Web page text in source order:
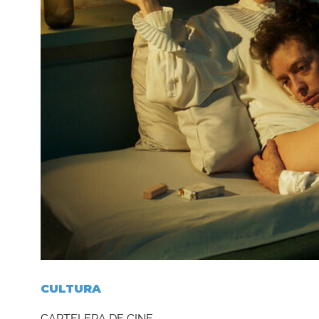
CULTURA